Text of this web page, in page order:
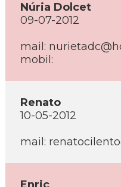
Núria Dolcet
09-07-2012
mail:
mobil:
Renato
10-05-2012
mail: